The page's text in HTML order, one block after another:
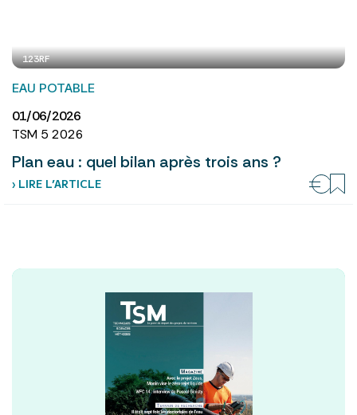
123RF
EAU POTABLE
01/06/2026
TSM 5 2026
Plan eau : quel bilan après trois ans ?
› LIRE L’ARTICLE